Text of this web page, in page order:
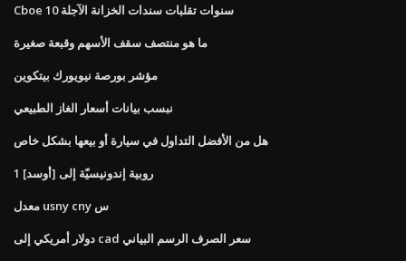
Cboe 10 سنوات تقلبات سندات الخزانة الآجلة
ما هو منتصف سقف الأسهم وقبعة صغيرة
مؤشر بورصة نيويورك بيتكوين
نبسب بيانات أسعار الغاز الطبيعي
هل من الأفضل التداول في سيارة أو بيعها بشكل خاص
1 روبية إندونيسيّة إلى [أوسد]
معدل usny cny س
دولار أمريكي إلى cad سعر الصرف الرسم البياني